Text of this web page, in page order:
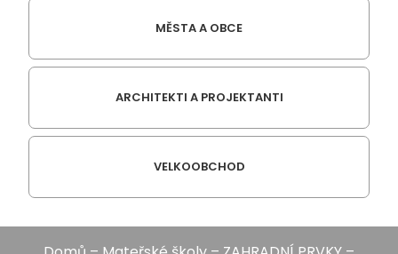
MĚSTA A OBCE
ARCHITEKTI A PROJEKTANTI
VELKOOBCHOD